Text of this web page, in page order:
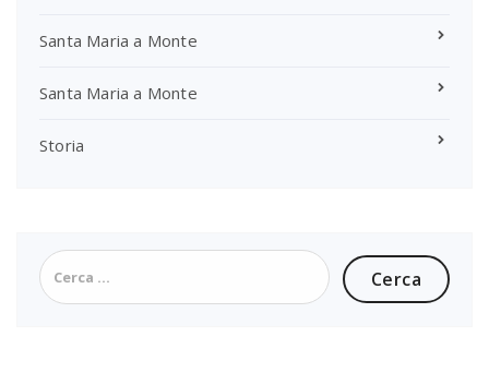
Santa Maria a Monte
Santa Maria a Monte
Storia
Ricerca
per: